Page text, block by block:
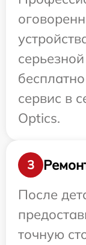
сервис в
Optics.
3
После
точную